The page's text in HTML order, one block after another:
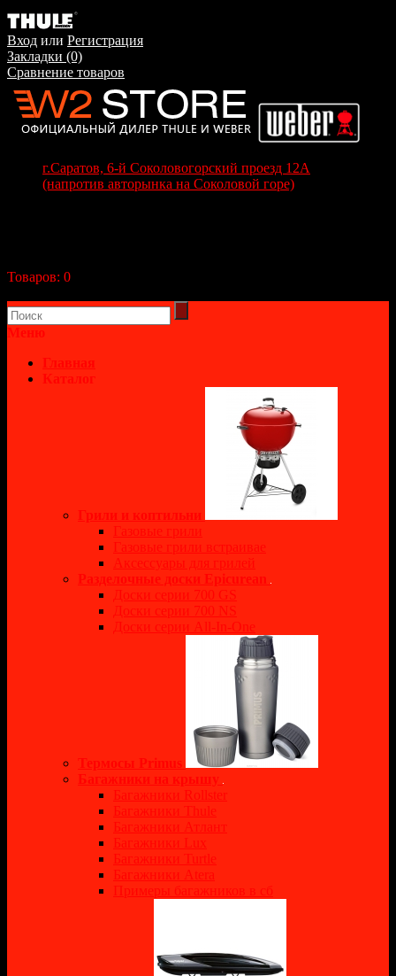
Вход или Регистрация
Закладки (0)
Сравнение товаров
г.Саратов, 6-й Соколовогорский проезд 12А
(напротив авторынка на Соколовой горе)
Товаров: 0
Меню
Главная
Каталог
Грили и коптильни
Газовые грили
Газовые грили встраивае
Аксессуары для грилей
Разделочные доски Epicurean
Доски серии 700 GS
Доски серии 700 NS
Доски серии All-In-One
Термосы Primus
Багажники на крышу
Багажники Rollster
Багажники Thule
Багажники Атлант
Багажники Lux
Багажники Turtle
Багажники Atera
Примеры багажников в сб